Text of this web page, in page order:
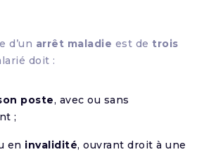
d’un arrêt maladie est de trois
doit :
poste, avec ou sans
;
en invalidité, ouvrant droit à une